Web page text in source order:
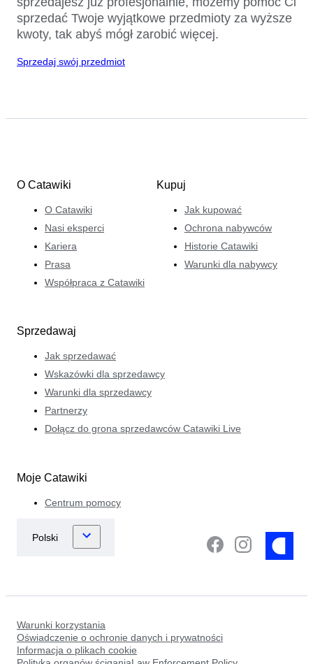
sprzedać Twoje wyjątkowe przedmioty za wyższe
kwoty, tak abyś mógł zarobić więcej.
Sprzedaj swój przedmiot
O Catawiki
O Catawiki
Nasi eksperci
Kariera
Prasa
Współpraca z Catawiki
Kupuj
Jak kupować
Ochrona nabywców
Historie Catawiki
Warunki dla nabywcy
Sprzedawaj
Jak sprzedawać
Wskazówki dla sprzedawcy
Warunki dla sprzedawcy
Partnerzy
Dołącz do grona sprzedawców Catawiki Live
Moje Catawiki
Centrum pomocy
Warunki korzystania
Oświadczenie o ochronie danych i prywatności
Informacja o plikach cookie